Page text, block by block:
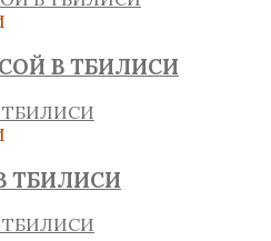
В ТБИЛИСИ
ТБИЛИСИ